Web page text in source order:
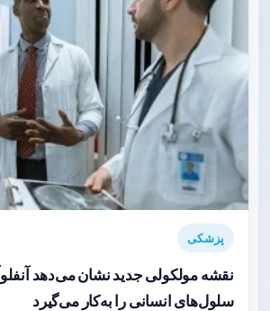
پزشکی
نقشه مولکولی جدید نشان می‌دهد
سلول‌های انسانی را به‌کار می‌گیرد